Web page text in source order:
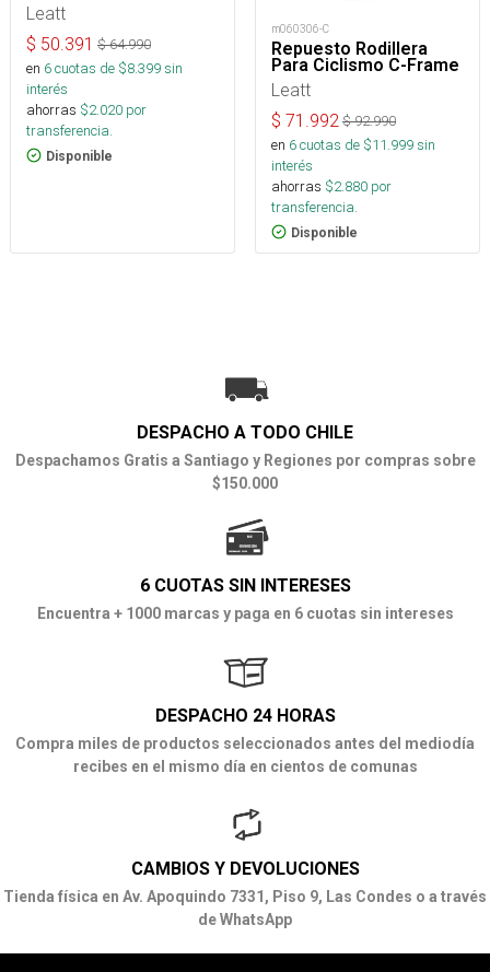
Leatt
$ 50.391 $64.990
en 6cuotas de $8.399sin
interés
ahorras $2.020 por
transferencia.
Disponible
m060306-C
Repuesto Rodillera
Para Ciclismo C-Frame
Leatt
$ 71.992 $92.990
en 6cuotas de $11.999sin
interés
ahorras $2.880 por
transferencia.
Disponible
DESPACHO A TODO CHILE
Despachamos Gratis a Santiago y Regiones por compras sobre
$150.000
6 CUOTAS SIN INTERESES
Encuentra + 1000 marcas y paga en 6 cuotas sin intereses
DESPACHO 24 HORAS
Compra miles de productos seleccionados antes del mediodía
recibes en el mismo día en cientos de comunas
CAMBIOS Y DEVOLUCIONES
Tienda física en Av. Apoquindo 7331, Piso 9, Las Condes o a través
de WhatsApp